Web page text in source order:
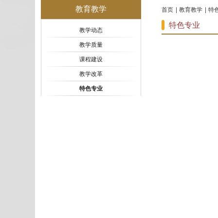
教育教学
教学动态
教学质量
课程建设
教学改革
特色专业
首页 教育教学 特
特色专业